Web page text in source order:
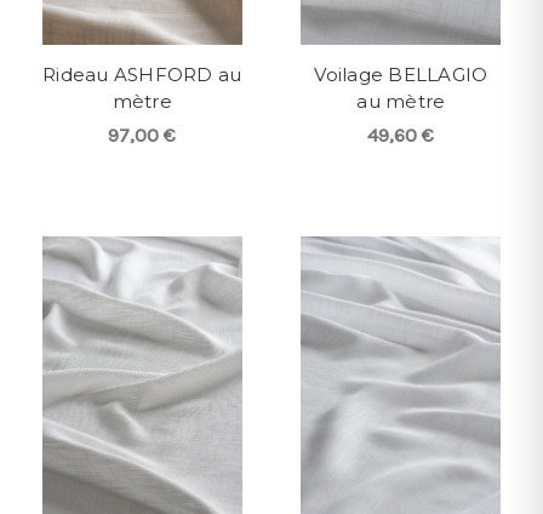
Rideau ASHFORD au
mètre
97,00 €
Voilage BELLAGIO
au mètre
49,60 €